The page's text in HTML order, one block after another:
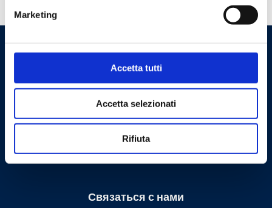
Marketing
Accetta tutti
Accetta selezionati
Rifiuta
Cookie Policy Privacy Policy
Связаться с нами